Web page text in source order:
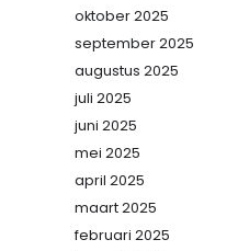
oktober 2025
september 2025
augustus 2025
juli 2025
juni 2025
mei 2025
april 2025
maart 2025
februari 2025